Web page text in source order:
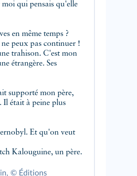
qui pensais qu'elle
en même temps ?
ne peux pas continuer !
trahison. C'est mon
étrangère. Ses
supporté mon père,
Il était à peine plus
Et qu'on veut
Kalouguine, un père.
© Éditions